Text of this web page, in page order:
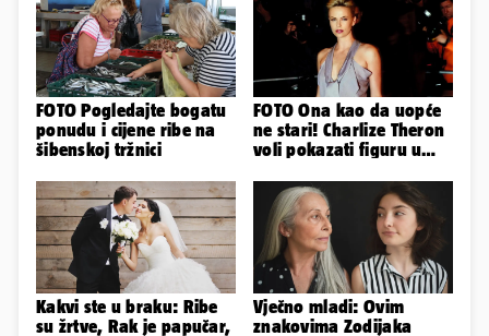
FOTO Pogledajte bogatu
ponudu i cijene ribe na
šibenskoj tržnici
FOTO Ona kao da uopće
ne stari! Charlize Theron
voli pokazati figuru u
Kakvi ste u braku: Ribe
su žrtve, Rak je papučar,
Vječno mladi: Ovim
znakovima Zodijaka